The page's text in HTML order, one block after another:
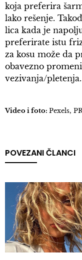
koja preferira
lako rešenje.
lica kada je
preferirate istu
za kosu može da
obavezno
vezivanja/pletenja.
Video i foto: Pexels,
POVEZANI ČLANCI